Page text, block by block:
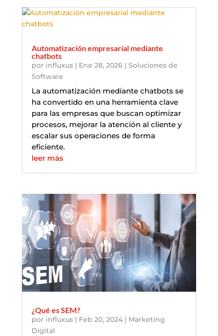
Automatización empresarial mediante
chatbots
por influxus| Ene 28, 2026 | Soluciones de
Software
La automatización mediante chatbots se
ha convertido en una herramienta clave
para las empresas que buscan optimizar
procesos, mejorar la atención al cliente y
escalar sus operaciones de forma
eficiente.
leer más
¿Qué es SEM?
por influxus| Feb 20, 2024| Marketing
Digital